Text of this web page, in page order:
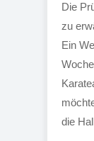
Die
zu
Ein
die